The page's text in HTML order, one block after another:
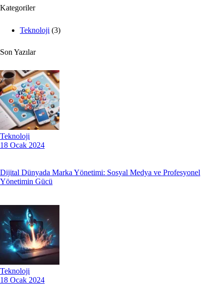
Kategoriler
Teknoloji (3)
Son Yazılar
Teknoloji
18 Ocak 2024
Dijital Dünyada Marka Yönetimi: Sosyal Medya ve Profesyonel
Yönetimin Gücü
Teknoloji
18 Ocak 2024